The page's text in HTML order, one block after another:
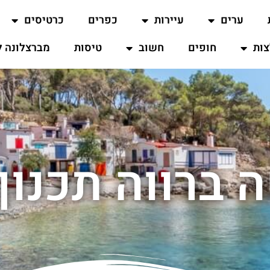
ערים עיירות כפרים
כרטיסים
חופים חשוב טיסות מברצלונה
ברווה